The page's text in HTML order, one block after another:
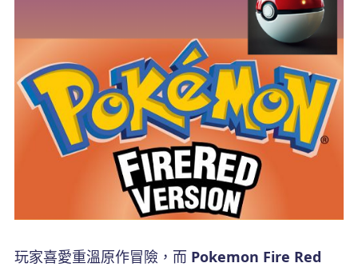
玩家喜愛重溫原作冒險，而 Pokemon Fire Red